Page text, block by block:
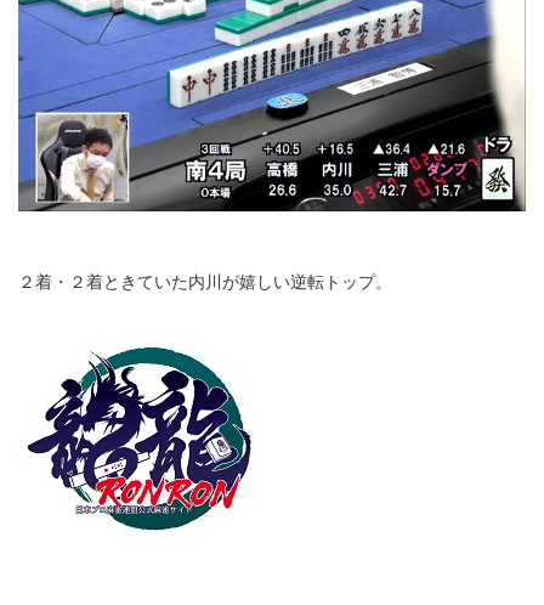
２着・２着ときていた内川が嬉しい逆転トップ。